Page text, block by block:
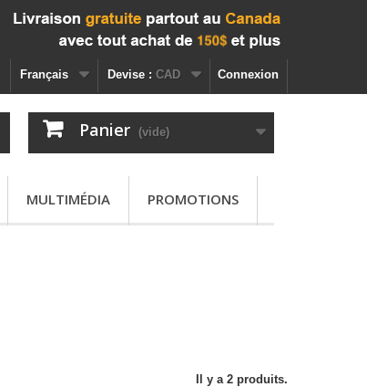
Connexion
Devise : CAD
Français
Panier (vide)
MULTIMÉDIA PROMOTIONS
Il y a 2 produits.